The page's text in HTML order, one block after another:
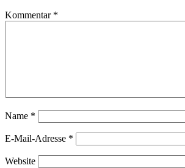
Kommentar *
Name *
E-Mail-Adresse *
Website